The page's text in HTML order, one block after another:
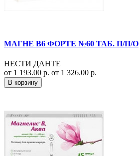
МАГНЕ В6 ФОРТЕ №60 ТАБ. П/П/О
НЕСТИ ДАНТЕ
от 1 193.00 р. от 1 326.00 р.
В корзину